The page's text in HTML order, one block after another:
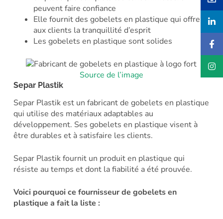
peuvent faire confiance
Elle fournit des gobelets en plastique qui offrent
aux clients la tranquillité d’esprit
Les gobelets en plastique sont solides
Source de l’image
Separ Plastik
Separ Plastik est un fabricant de gobelets en plastique
qui utilise des matériaux adaptables au
développement. Ses gobelets en plastique visent à
être durables et à satisfaire les clients.
Separ Plastik fournit un produit en plastique qui
résiste au temps et dont la fiabilité a été prouvée.
Voici pourquoi ce fournisseur de gobelets en
plastique a fait la liste :